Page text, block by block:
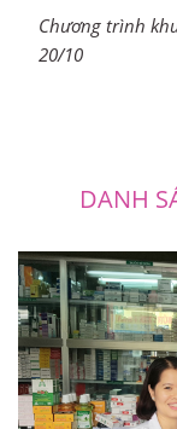
Chương trình
20/10
DANH